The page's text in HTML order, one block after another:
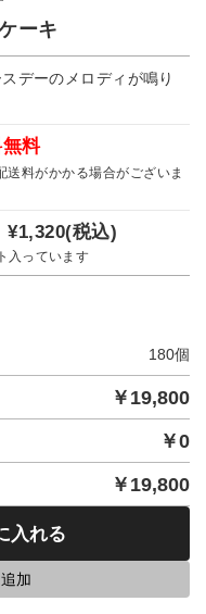
ーキ
デーのメロディが鳴り
料
料がかかる場合がございま
¥1,320(税込)
入っています
180個
￥ 19,800
￥0
￥ 19,800
入れる
加